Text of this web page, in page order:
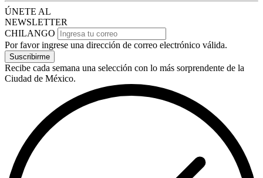
ÚNETE AL
NEWSLETTER
CHILANGO
Por favor ingrese una dirección de correo electrónico válida.
Suscribirme
Recibe cada semana una selección con lo más sorprendente de la
Ciudad de México.